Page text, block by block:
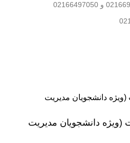
02166497050
(ویژه دانشجویان مدیریت